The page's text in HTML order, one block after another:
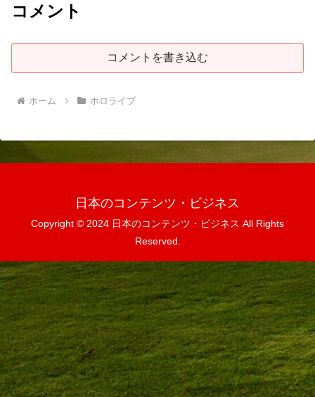
コメント
コメントを書き込む
ホーム ホロライブ
日本のコンテンツ・ビジネス
Copyright © 2024 日本のコンテンツ・ビジネス All Rights
Reserved.